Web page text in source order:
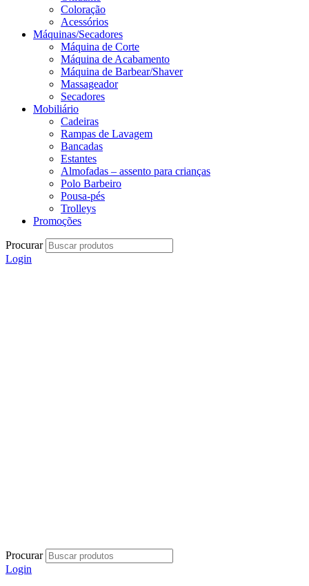
Coloração
Acessórios
Máquinas/Secadores
Máquina de Corte
Máquina de Acabamento
Máquina de Barbear/Shaver
Massageador
Secadores
Mobiliário
Cadeiras
Rampas de Lavagem
Bancadas
Estantes
Almofadas – assento para crianças
Polo Barbeiro
Pousa-pés
Trolleys
Promoções
Procurar
Login
Procurar
Login